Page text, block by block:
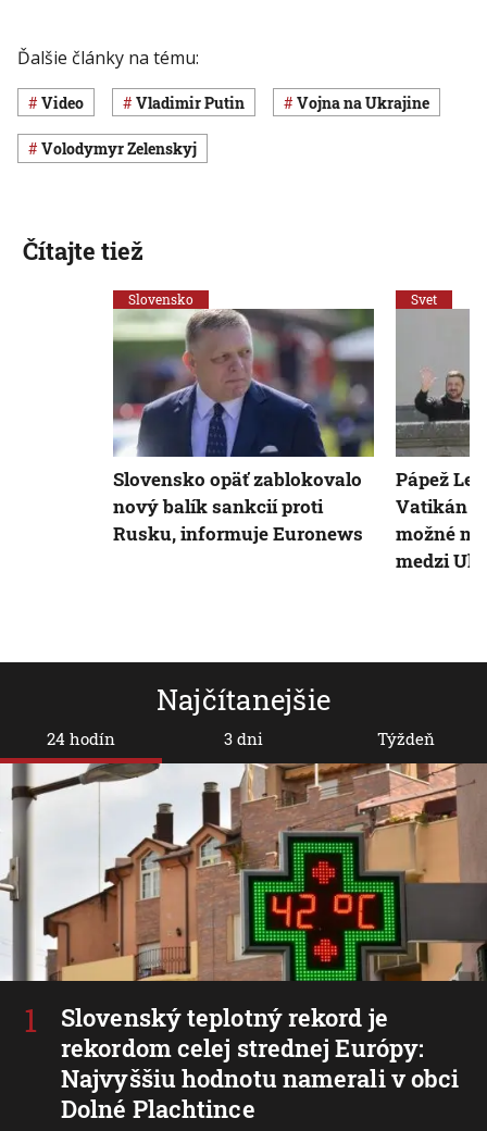
Ďalšie články na tému:
Video Vladimir Putin vojna na Ukrajine
Volodymyr Zelenskyj
Najčítanejšie
24 hodín
Slovenský teplotný rekord je
rekordom celej strednej Európy:
Najvyššiu hodnotu namerali v obci
Dolné Plachtince
3 dni Týždeň
Čítajte tiež
Slovensko
Slovensko opäť zablokovalo
nový balík sankcií proti
Rusku, informuje Euronews
Svet
Pápež
Vatikán
možné
medzi